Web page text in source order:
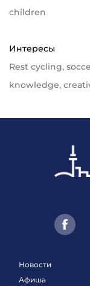
children
Интересы
Rest cycling,
knowledge,
Новости
Афиша